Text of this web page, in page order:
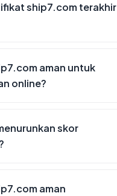
ship7.com terakhir
aman untuk
online?
skor
aman